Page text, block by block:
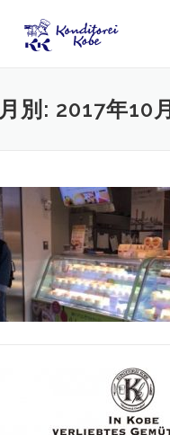
月別: 2017年10月